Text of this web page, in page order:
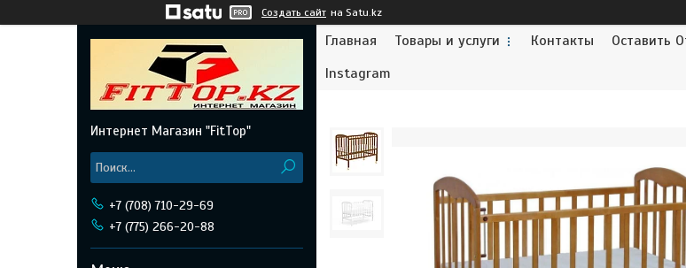
Создать сайт на Satu.kz
Главная Товары и услуги Контакты Оставить
Instagram
Интернет Магазин "FitTop"
+7 (708) 710-29-69
+7 (775) 266-20-88